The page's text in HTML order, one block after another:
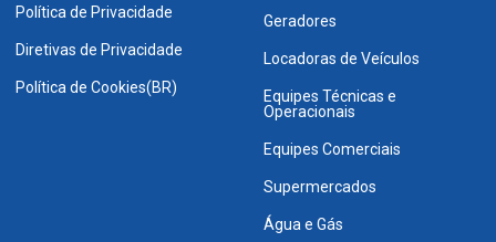
Política de Privacidade
Diretivas de Privacidade
Política de Cookies(BR)
Geradores
Locadoras de Veículos
Equipes Técnicas e
Operacionais
Equipes Comerciais
Supermercados
Água e Gás